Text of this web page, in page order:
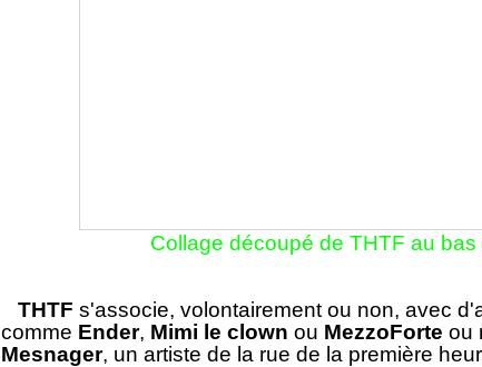
Collage découpé de THTF au bas
THTF s'associe, volontairement ou non, avec
comme Ender, Mimi le clown ou MezzoForte ou
Mesnager, un artiste de la rue de la première